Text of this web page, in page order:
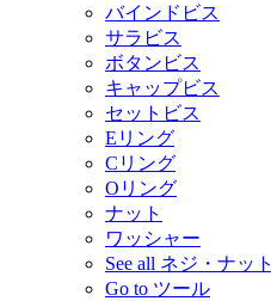
バインドビス
サラビス
ボタンビス
キャップビス
セットビス
Eリング
Cリング
Oリング
ナット
ワッシャー
See all ネジ・ナット
Go to ツール